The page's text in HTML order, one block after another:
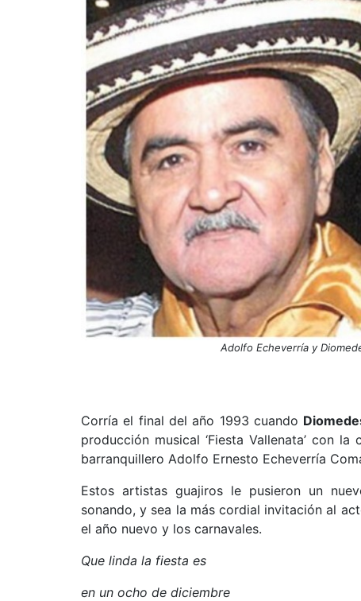
Adolfo Echeverría y
Corría el final del año 1993 cuando
producción musical ‘Fiesta Vallenata’ con la
barranquillero Adolfo Ernesto Echeverría
Estos artistas guajiros le pusieron un
sonando, y sea la más cordial invitación al
el año nuevo y los carnavales.
Que linda la fiesta es
en un ocho de diciembre